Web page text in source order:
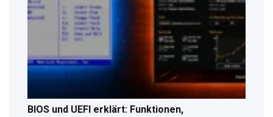
BIOS und UEFI erklärt: Funktionen,